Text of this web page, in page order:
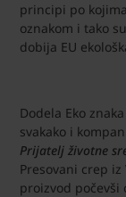
principi po
oznakom i tako
dobija EU
Dodela Eko
svakako i
Prijatelj životne
Presovani crep
proizvod